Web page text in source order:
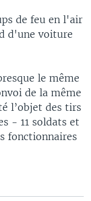
de feu en l'air
d'une voiture
le même
de la même
l’objet des tirs
- 11 soldats et
fonctionnaires